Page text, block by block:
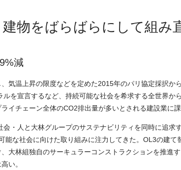
建物をばらばらにして組み
減
気温上昇の限度などを定めた2015年のパリ協定採択か
を宣言するなど、持続可能な社会を希求する全世界か
イチェーン全体のCO2排出量が多いとされる建設業に
・人と大林グループのサステナビリティを同時に追求
能な社会に向けた取り組みに注力してきた。OL3の建
大林組独自のサーキュラーコンストラクションを推進
い。